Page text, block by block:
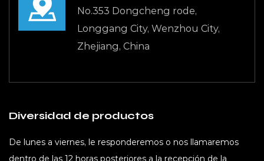
No.353 Dongcheng rode,
Longgang City, Wenzhou City,
Zhejiang, China
Diversidad de productos
De lunes a viernes, le responderemos o nos llamaremos
dentro de las 12 horas posteriores a la recepción de la